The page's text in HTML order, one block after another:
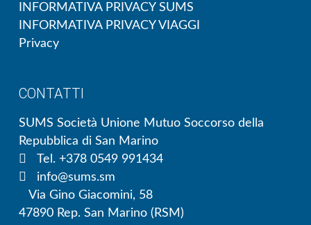
INFORMATIVA PRIVACY SUMS
INFORMATIVA PRIVACY VIAGGI
Privacy
CONTATTI
SUMS Società Unione Mutuo Soccorso della
Repubblica di San Marino
Tel. +378 0549 991434
info@sums.sm
Via Gino Giacomini, 58
47890 Rep. San Marino (RSM)